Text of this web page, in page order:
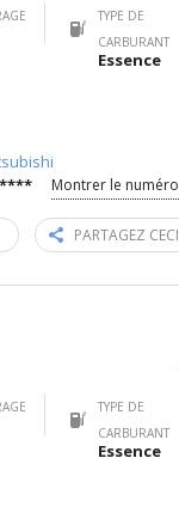
TYPE DE
CARBURANT
Essence
Montrer le numéro
PARTAGEZ CECI
TYPE DE
CARBURANT
Essence